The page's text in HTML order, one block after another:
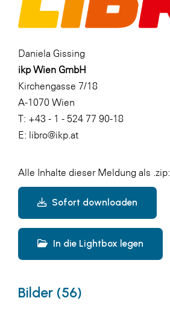
Daniela Gissing
ikp Wien GmbH
Kirchengasse 7/18
A-1070 Wien
T: +43 - 1 - 524 77 90-18
E: libro@ikp.at
Alle Inhalte dieser Meldung als .zip:
Sofort downloaden
In die Lightbox legen
Bilder (56)